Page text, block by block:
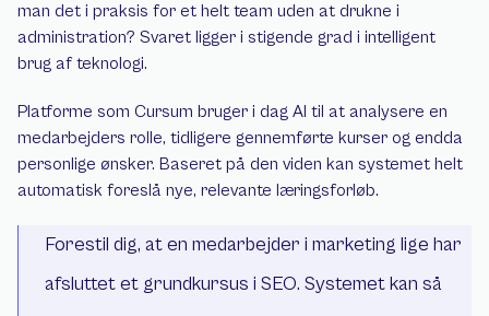
man det i praksis for et helt team uden at drukne i
administration? Svaret ligger i stigende grad i intelligent
brug af teknologi.
Platforme som Cursum bruger i dag AI til at analysere en
medarbejders rolle, tidligere gennemførte kurser og endda
personlige ønsker. Baseret på den viden kan systemet helt
automatisk foreslå nye, relevante læringsforløb.
Forestil dig, at en medarbejder i marketing lige har
afsluttet et grundkursus i SEO. Systemet kan så